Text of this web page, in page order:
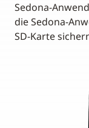
Sedona-
die Sedona-
SD-Karte